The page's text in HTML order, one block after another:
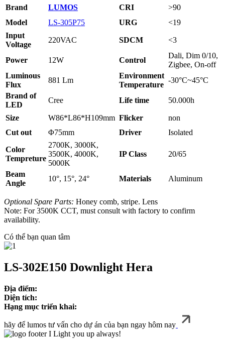
Brand
LUMOS CRI
>90
Model
LS-305P75 URG
<19
Input
Voltage
220VAC SDCM <3
Power 12W Control
Dali, Dim 0/10,
Zigbee, On-off
Luminous
Flux
881 Lm
Environment
Temperature
-30°C~45°C
Brand of
LED
Cree Life time 50.000h
Size W86*L86*H109mm Flicker
non
Cut out
Φ75mm Driver
Isolated
Color
Tempreture
2700K, 3000K,
3500K, 4000K,
5000K
IP Class 20/65
Beam
Angle
10°, 15°, 24° Materials Aluminum
Optional Spare Parts: Honey comb, stripe. Lens
Note: For 3500K CCT, must consult with factory to confirm
availability.
Có thể bạn quan tâm
LS‑302E150 Downlight Hera
Địa điểm:
Diện tích:
Hạng mục triển khai:
hãy để lumos tư vấn cho dự án của bạn ngay hôm nay
I Light you up always!